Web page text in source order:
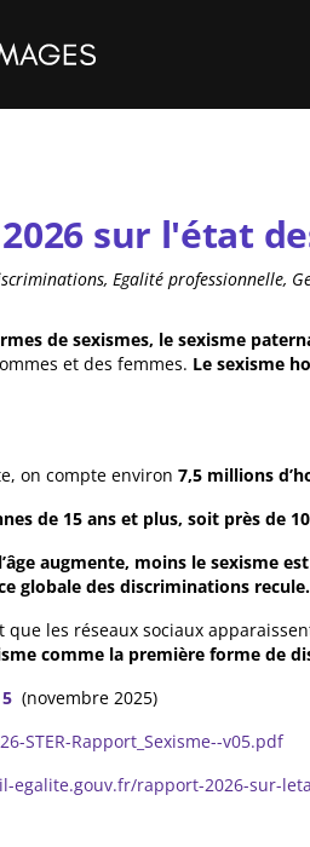
sur l'état
Egalité professionnelle,
de sexismes, le sexisme
et des femmes. Le sexisme
on compte environ 7,5 millions
de 15 ans et plus, soit près de
augmente, moins le sexisme
globale des discriminations recule.
que les réseaux sociaux
comme la première forme de
(novembre 2025)
STER-Rapport_Sexisme--v05.pdf
egalite.gouv.fr/rapport-2026-sur-